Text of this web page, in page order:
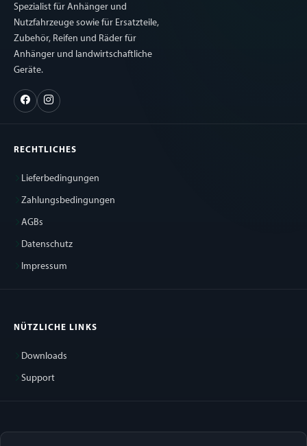
Spezialist für Anhänger und
Nutzfahrzeuge sowie für Ersatzteile,
Zubehör, Reifen und Räder für
Anhänger und landwirtschaftliche
Geräte.
RECHTLICHES
Lieferbedingungen
Zahlungsbedingungen
AGBs
Datenschutz
Impressum
NÜTZLICHE LINKS
Downloads
Support